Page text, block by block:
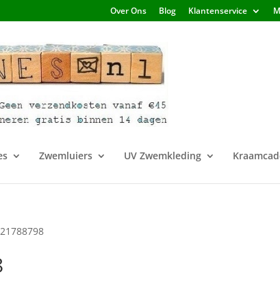
Over Ons Blog Klantenservice
Zwemluiers UV Zwemkleding